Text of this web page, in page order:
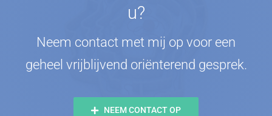
u?
Neem contact met mij op voor een
geheel vrijblijvend oriënterend gesprek.
NEEM CONTACT OP